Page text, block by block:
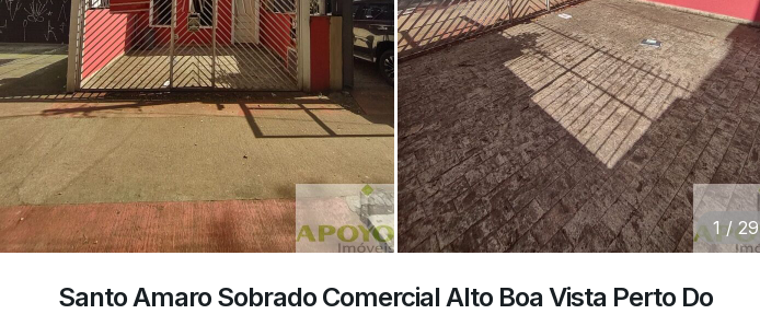
1/29
Santo Amaro Sobrado Comercial Alto Boa Vista Perto Do